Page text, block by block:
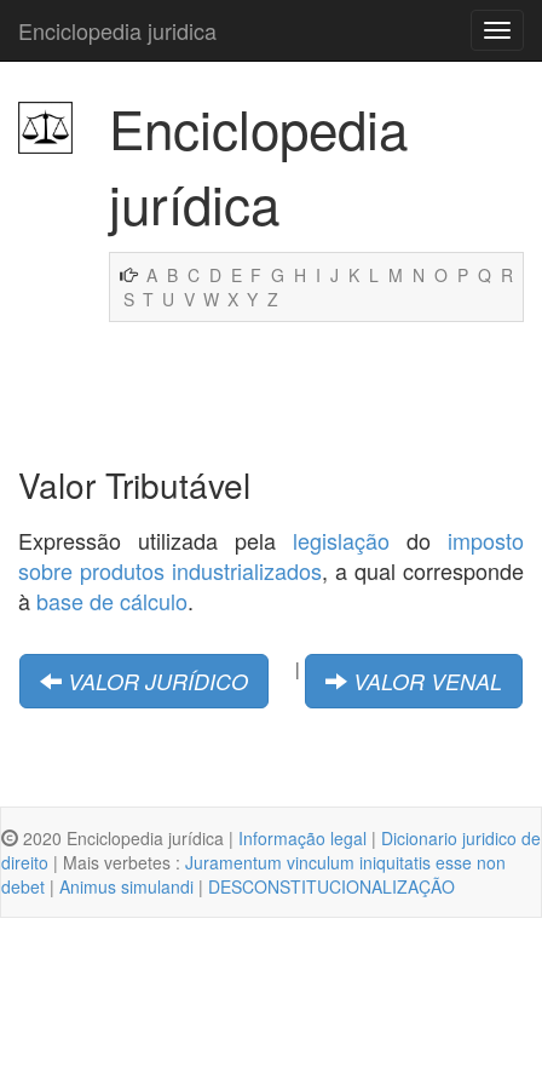
Enciclopedia juridica
Enciclopedia
jurídica
A B C D E F G H I J K L M N O P Q R
S T U V W X Y Z
Valor Tributável
Expressão utilizada pela legislação do imposto
sobre produtos industrializados, a qual corresponde
à base de cálculo.
VALOR JURÍDICO | VALOR VENAL
2020 Enciclopedia jurídica | Informação legal | Dicionario juridico de
direito | Mais verbetes : Juramentum vinculum iniquitatis esse non
debet | Animus simulandi | DESCONSTITUCIONALIZAÇÃO